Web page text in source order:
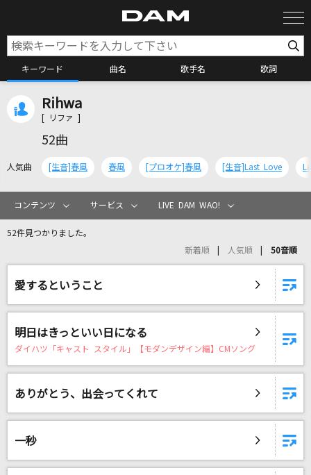
キーワード 曲名 歌手名 歌詞
カラオケリクエスト
リアルタイムで歌われている曲の一覧
[生音]あなたに
MONGOL800
I'm a mess
MY FIRST STORY
ホール・ニュー・ワールド(新しい世界)
石井一孝・麻生かほ里
Rihwa
[ リファ ]
52曲
人気曲 [生音]春風 春風 [プロオケ]春風 [生音]Last Love
コンテンツ サービス LIVE DAM WAO!
52件見つかりました。
新着順 人気順 50音順
愛するということ
明日はきっといい日になる
ダイハツ「キャスト スタイル」【モダンデザイン編】CMソング
ありがとう、出会ってくれて
一秒